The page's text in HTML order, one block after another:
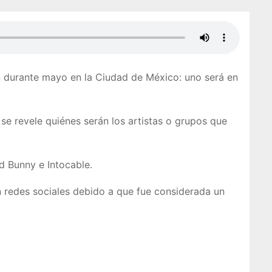
mayo en la Ciudad de México: uno será en
revele quiénes serán los artistas o grupos que
Bunny e Intocable.
sociales debido a que fue considerada un